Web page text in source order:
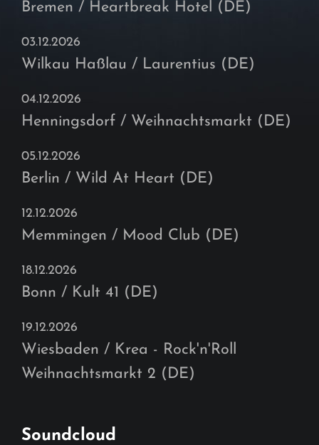
Bremen / Heartbreak Hotel (DE)
03.12.2026
Wilkau Haßlau / Laurentius (DE)
04.12.2026
Henningsdorf / Weihnachtsmarkt (DE)
05.12.2026
Berlin / Wild At Heart (DE)
12.12.2026
Memmingen / Mood Club (DE)
18.12.2026
Bonn / Kult 41 (DE)
19.12.2026
Wiesbaden / Krea - Rock'n'Roll
Weihnachtsmarkt 2 (DE)
Soundcloud